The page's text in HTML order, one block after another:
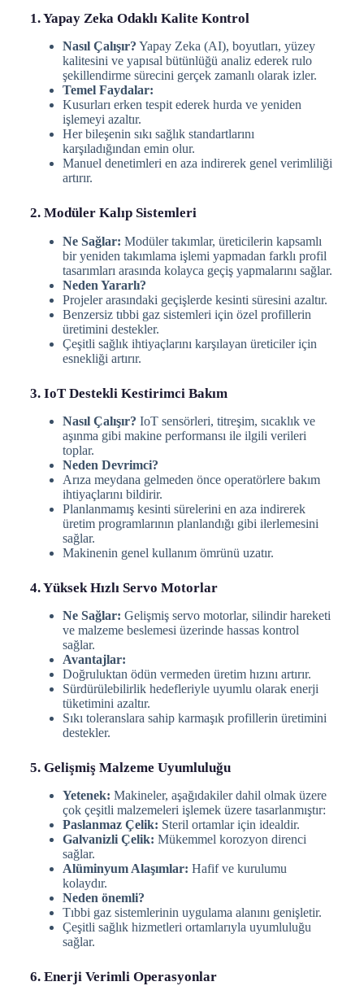
1. Yapay Zeka Odaklı Kalite Kontrol
Nasıl Çalışır? Yapay Zeka (AI), boyutları, yüzey
kalitesini ve yapısal bütünlüğü analiz ederek rulo
şekillendirme sürecini gerçek zamanlı olarak izler.
Temel Faydalar:
Kusurları erken tespit ederek hurda ve yeniden
işlemeyi azaltır.
Her bileşenin sıkı sağlık standartlarını
karşıladığından emin olur.
Manuel denetimleri en aza indirerek genel verimliliği
artırır.
2. Modüler Kalıp Sistemleri
Ne Sağlar: Modüler takımlar, üreticilerin kapsamlı
bir yeniden takımlama işlemi yapmadan farklı profil
tasarımları arasında kolayca geçiş yapmalarını sağlar.
Neden Yararlı?
Projeler arasındaki geçişlerde kesinti süresini azaltır.
Benzersiz tıbbi gaz sistemleri için özel profillerin
üretimini destekler.
Çeşitli sağlık ihtiyaçlarını karşılayan üreticiler için
esnekliği artırır.
3. IoT Destekli Kestirimci Bakım
Nasıl Çalışır? IoT sensörleri, titreşim, sıcaklık ve
aşınma gibi makine performansı ile ilgili verileri
toplar.
Neden Devrimci?
Arıza meydana gelmeden önce operatörlere bakım
ihtiyaçlarını bildirir.
Planlanmamış kesinti sürelerini en aza indirerek
üretim programlarının planlandığı gibi ilerlemesini
sağlar.
Makinenin genel kullanım ömrünü uzatır.
4. Yüksek Hızlı Servo Motorlar
Ne Sağlar: Gelişmiş servo motorlar, silindir hareketi
ve malzeme beslemesi üzerinde hassas kontrol
sağlar.
Avantajlar:
Doğruluktan ödün vermeden üretim hızını artırır.
Sürdürülebilirlik hedefleriyle uyumlu olarak enerji
tüketimini azaltır.
Sıkı toleranslara sahip karmaşık profillerin üretimini
destekler.
5. Gelişmiş Malzeme Uyumluluğu
Yetenek: Makineler, aşağıdakiler dahil olmak üzere
çok çeşitli malzemeleri işlemek üzere tasarlanmıştır:
Paslanmaz Çelik: Steril ortamlar için idealdir.
Galvanizli Çelik: Mükemmel korozyon direnci
sağlar.
Alüminyum Alaşımlar: Hafif ve kurulumu
kolaydır.
Neden önemli?
Tıbbi gaz sistemlerinin uygulama alanını genişletir.
Çeşitli sağlık hizmetleri ortamlarıyla uyumluluğu
sağlar.
6. Enerji Verimli Operasyonlar